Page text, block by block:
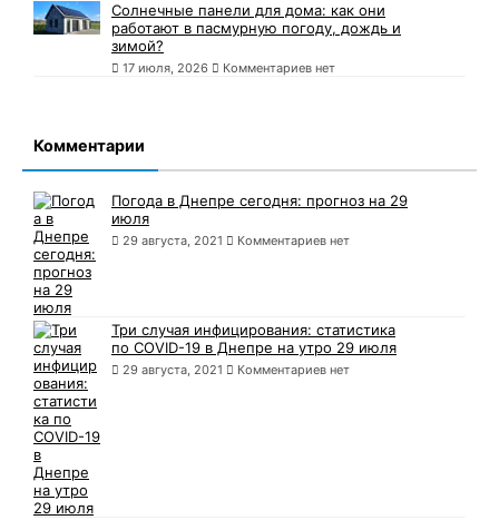
Солнечные панели для дома: как они
работают в пасмурную погоду, дождь и
зимой?
17 июля, 2026 Комментариев нет
Комментарии
Погода в Днепре сегодня: прогноз на 29
июля
29 августа, 2021 Комментариев нет
Три случая инфицирования: статистика
по COVID-19 в Днепре на утро 29 июля
29 августа, 2021 Комментариев нет